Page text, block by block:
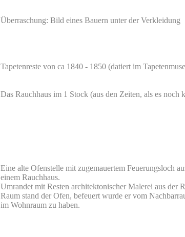
Überraschung: Bild eines Bauern unter der Verkleidung
Tapetenreste von ca 1840 - 1850 (datiert im
Das Rauchhaus im 1 Stock (aus den Zeiten, als es noch
Eine alte Ofenstelle mit zugemauertem Feuerungsloch
einem Rauchhaus.
Umrandet mit Resten architektonischer Malerei aus der
Raum stand der Ofen, befeuert wurde er vom
im Wohnraum zu haben.